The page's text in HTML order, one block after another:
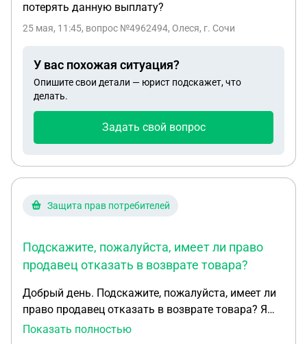
потерять данную выплату?
25 мая, 11:45, вопрос №4962494, Олеся, г. Сочи
У вас похожая ситуация?
Опишите свои детали — юрист подскажет, что
делать.
Задать свой вопрос
Защита прав потребителей
Подскажите, пожалуйста, имеет ли право
продавец отказать в возврате товара?
Добрый день. Подскажите, пожалуйста, имеет ли
право продавец отказать в возврате товара? Я
купила спортивные носки на маркетплейсе,
Показать полностью